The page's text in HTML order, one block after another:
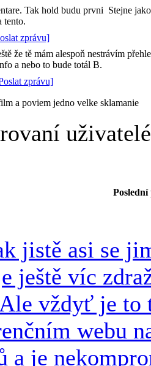
Tak hold budu prvni Stejne
tento.
zprávu]
že tě mám alespoň nestrávím
a nebo to bude totál B.
zprávu]
a poviem jedno velke sklamanie
jistě asi se
ještě víc
vždyť je to
webu
a je